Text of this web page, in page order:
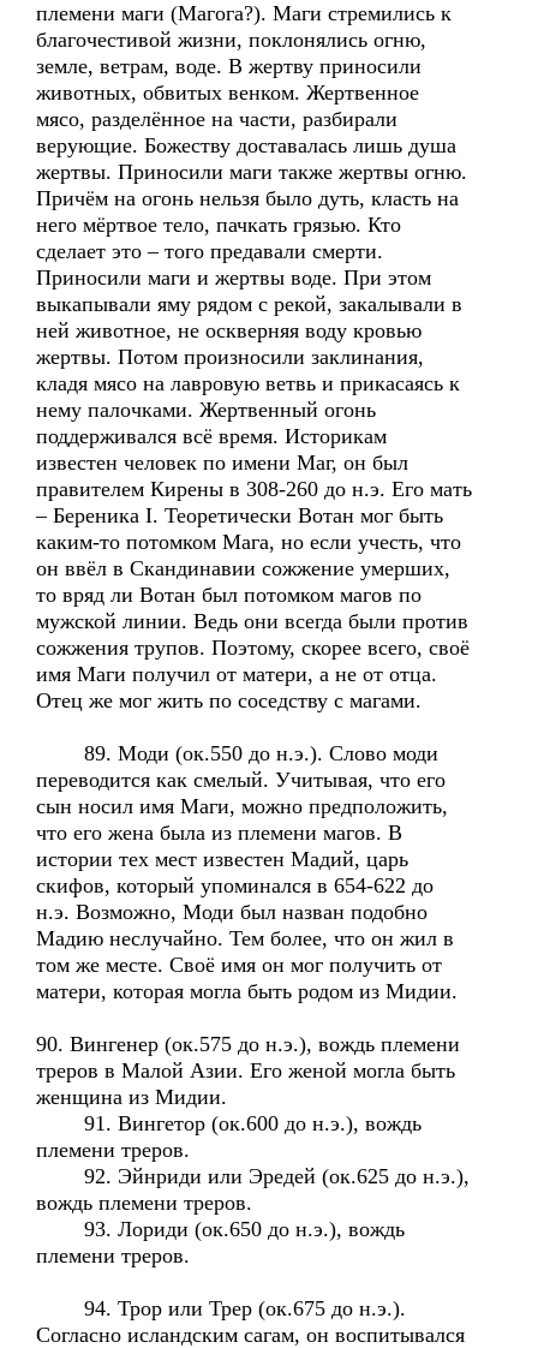
племени маги (Магога?). Маги стремились к
благочестивой жизни, поклонялись огню,
земле, ветрам, воде. В жертву приносили
животных, обвитых венком. Жертвенное
мясо, разделённое на части, разбирали
верующие. Божеству доставалась лишь душа
жертвы. Приносили маги также жертвы огню.
Причём на огонь нельзя было дуть, класть на
него мёртвое тело, пачкать грязью. Кто
сделает это – того предавали смерти.
Приносили маги и жертвы воде. При этом
выкапывали яму рядом с рекой, закалывали в
ней животное, не оскверняя воду кровью
жертвы. Потом произносили заклинания,
кладя мясо на лавровую ветвь и прикасаясь к
нему палочками. Жертвенный огонь
поддерживался всё время. Историкам
известен человек по имени Маг, он был
правителем Кирены в 308-260 до н.э. Его мать
– Береника I. Теоретически Вотан мог быть
каким-то потомком Мага, но если учесть, что
он ввёл в Скандинавии сожжение умерших,
то вряд ли Вотан был потомком магов по
мужской линии. Ведь они всегда были против
сожжения трупов. Поэтому, скорее всего, своё
имя Маги получил от матери, а не от отца.
Отец же мог жить по соседству с магами.
89. Моди (ок.550 до н.э.). Слово моди
переводится как смелый. Учитывая, что его
сын носил имя Маги, можно предположить,
что его жена была из племени магов. В
истории тех мест известен Мадий, царь
скифов, который упоминался в 654-622 до
н.э. Возможно, Моди был назван подобно
Мадию неслучайно. Тем более, что он жил в
том же месте. Своё имя он мог получить от
матери, которая могла быть родом из Мидии.
90. Вингенер (ок.575 до н.э.), вождь племени
треров в Малой Азии. Его женой могла быть
женщина из Мидии.
91. Вингетор (ок.600 до н.э.), вождь
племени треров.
92. Эйнриди или Эредей (ок.625 до н.э.),
вождь племени треров.
93. Лориди (ок.650 до н.э.), вождь
племени треров.
94. Трор или Трер (ок.675 до н.э.).
Согласно исландским сагам, он воспитывался